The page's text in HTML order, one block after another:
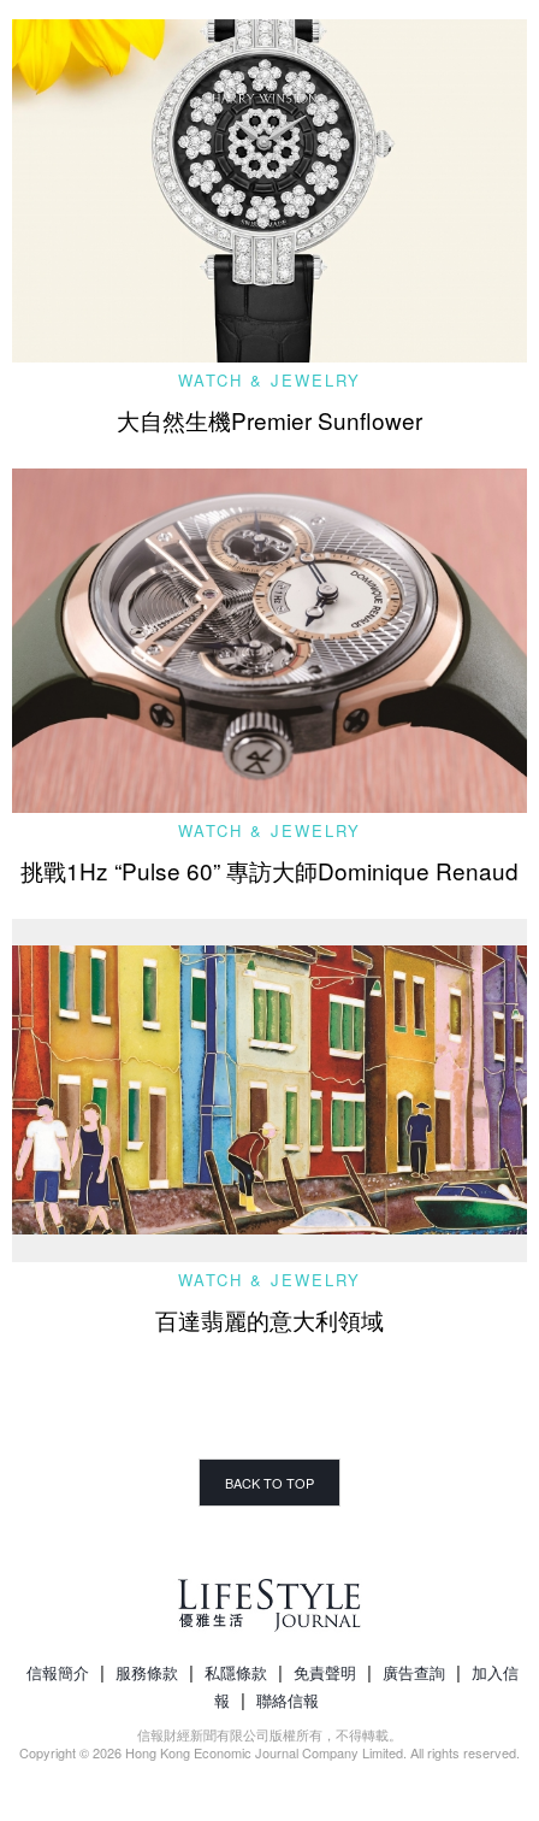
WATCH & JEWELRY
大自然生機Premier Sunflower
WATCH & JEWELRY
挑戰1Hz “Pulse 60” 專訪大師Dominique Renaud
WATCH & JEWELRY
百達翡麗的意大利領域
BACK TO TOP
信報簡介 | 服務條款 | 私隱條款 | 免責聲明 | 廣告查詢 | 加入信
報 | 聯絡信報
信報財經新聞有限公司版權所有，不得轉載。
Copyright © 2026 Hong Kong Economic Journal Company Limited. All rights reserved.